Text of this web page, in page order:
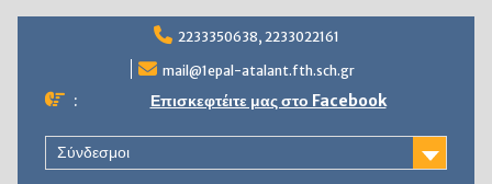
2233350638, 2233022161
mail@1epal-atalant.fth.sch.gr
: Επισκεφτέιτε μας στο Facebook
Σύνδεσμοι